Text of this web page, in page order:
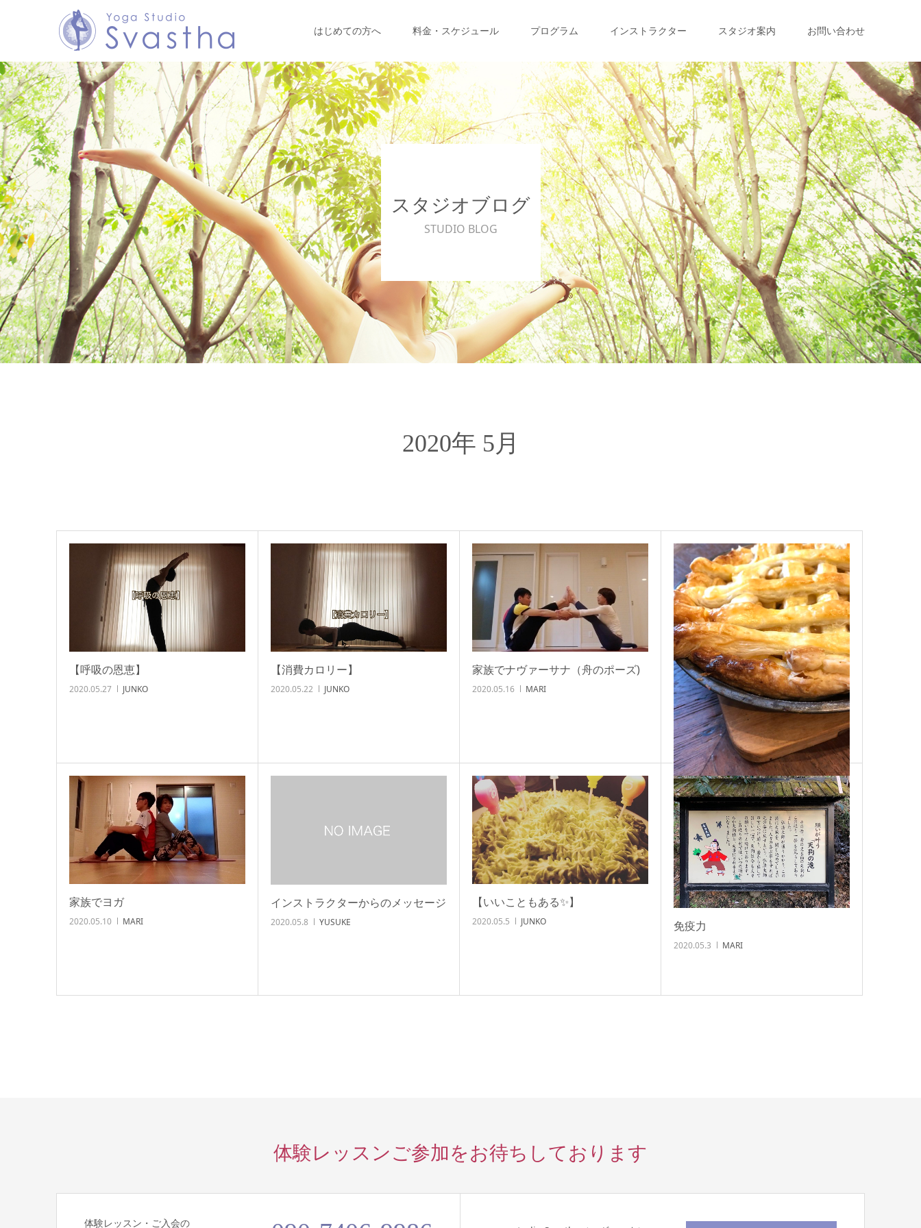
はじめての方へ 料金・スケジュール プログラム インストラクター スタジオ案内 お問い合わせ
スタジオブログ
STUDIO BLOG
2020年 5月
【呼吸の恩恵】
2020.05.27 JUNKO
【消費カロリー】
2020.05.22 JUNKO
家族でナヴァーサナ（舟のポーズ)
2020.05.16 MARI
【アップルパイ】
2020.05.15 JUNKO
家族でヨガ
2020.05.10 MARI
インストラクターからのメッセージ
2020.05.8 YUSUKE
【いいこともある✨️】
2020.05.5 JUNKO 免疫力
2020.05.3 MARI
体験レッスンご参加をお待ちしております
体験レッスン・ご入会の